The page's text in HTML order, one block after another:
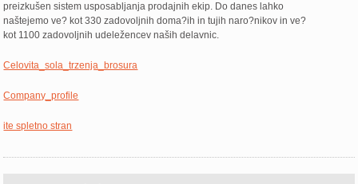
preizkušen sistem usposabljanja prodajnih ekip. Do danes lahko
naštejemo ve? kot 330 zadovoljnih doma?ih in tujih naro?nikov in ve?
kot 1100 zadovoljnih udeležencev naših delavnic.
Celovita_sola_trzenja_brosura
Company_profile
ite spletno stran